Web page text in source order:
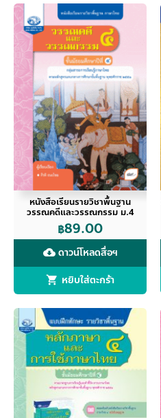
หนังสือเรียนรายวิชาพื้นฐาน
วรรณคดีและวรรณกรรม ม.4
฿89.00
cloud_downloadดาวน์โหลดสื่อฯ
หยิบใส่ตะกร้า